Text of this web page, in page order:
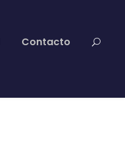
Contacto